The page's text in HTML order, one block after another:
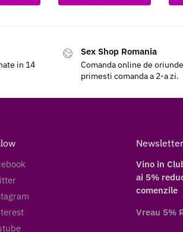
in 14
Sex Shop Romania
Comanda online de
primesti comanda a 2-a zi.
Newsletter
Vino in
ai 5%
comenzile
Vreau 5%